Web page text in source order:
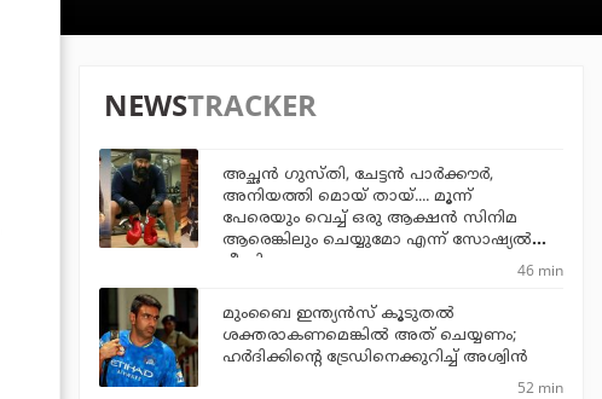
NEWSTRACKER
അച്ഛന്‍ ഗുസ്തി, ചേട്ടന്‍ പാര്‍ക്കൗര്‍,
അനിയത്തി മൊയ് തായ്.... മൂന്ന്
പേരെയും വെച്ച് ഒരു ആക്ഷന്‍ സിനിമ
ആരെങ്കിലും ചെയ്യുമോ എന്ന് സോഷ്യല്‍
മീഡിയ
46 min
മുംബൈ ഇന്ത്യന്‍സ് കൂടുതല്‍
ശക്തരാകണമെങ്കില്‍ അത് ചെയ്യണം;
ഹര്‍ദിക്കിന്റെ ട്രേഡിനെക്കുറിച്ച് അശ്വിന്‍
52 min